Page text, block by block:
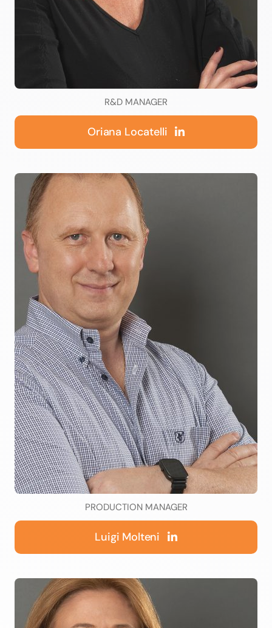
R&D MANAGER
Oriana Locatelli
PRODUCTION MANAGER
Luigi Molteni